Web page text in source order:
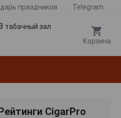
праздников Telegram
табачный зал
Корзина
CigarPro